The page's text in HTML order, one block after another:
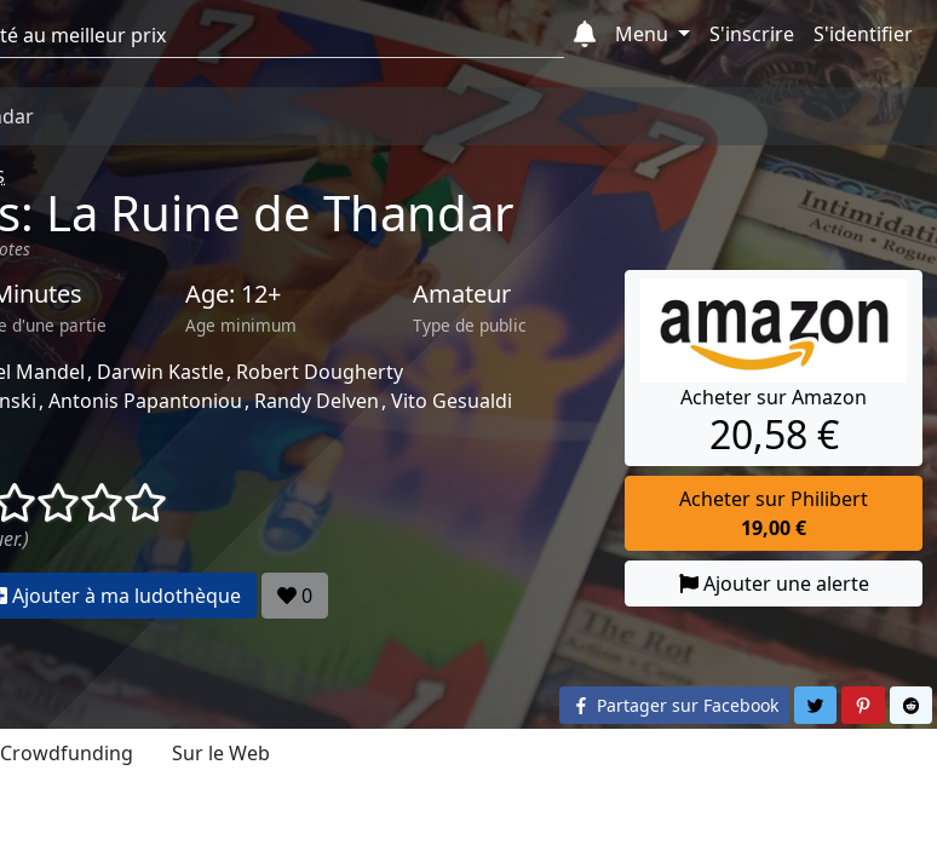
Menu
S'inscrire S'identifier
La Ruine de Thandar
d'une partie
Age: 12+
Age minimum
Amateur
Type de public
Mandel Darwin Kastle Robert Dougherty
Antonis Papantoniou Randy Delven Vito Gesualdi
() () ()
Ajouter à ma ludothèque 0
Acheter sur Amazon
20,58 €
Acheter sur Philibert
19,00 €
Ajouter une alerte
Partager sur Facebook Partager sur
Crowdfunding Sur le Web